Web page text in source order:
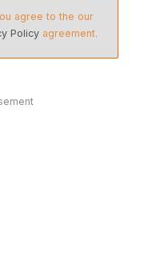
agree to the our
Policyagreement.